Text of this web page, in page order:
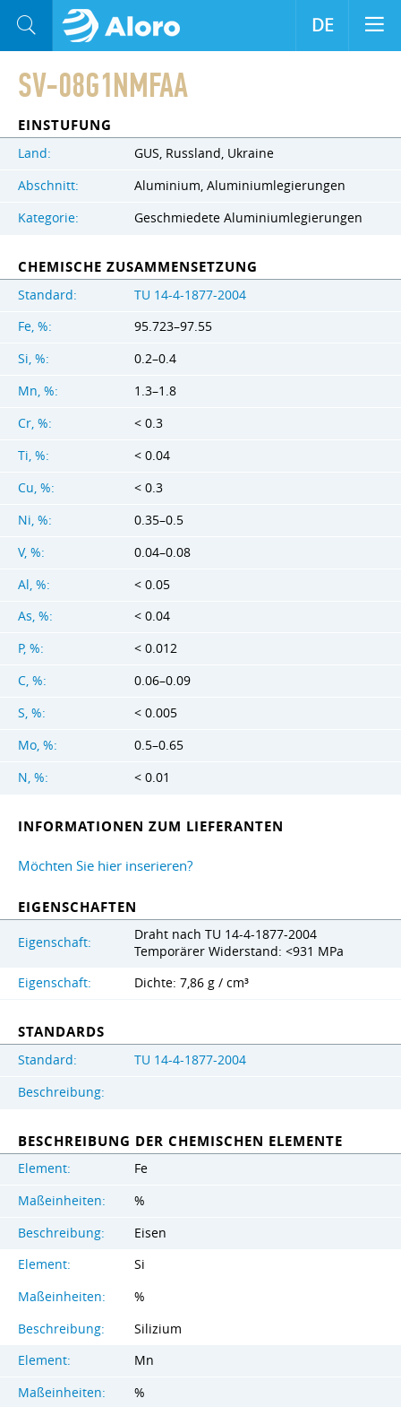
SV-08G1NMFAA
EINSTUFUNG
Land:
GUS, Russland, Ukraine
Abschnitt:
Aluminium, Aluminiumlegierungen
Kategorie:
Geschmiedete Aluminiumlegierungen
CHEMISCHE ZUSAMMENSETZUNG
Standard:
TU 14-4-1877-2004
Fe, %:
95.723–97.55
Si, %:
0.2–0.4
Mn, %:
1.3–1.8
Cr, %:
< 0.3
Ti, %:
< 0.04
Cu, %:
< 0.3
Ni, %:
0.35–0.5
V, %:
0.04–0.08
Al, %:
< 0.05
As, %:
< 0.04
P, %:
< 0.012
C, %:
0.06–0.09
S, %:
< 0.005
Mo, %:
0.5–0.65
N, %:
< 0.01
INFORMATIONEN ZUM LIEFERANTEN
Möchten Sie hier inserieren?
EIGENSCHAFTEN
Eigenschaft:
Draht nach TU 14-4-1877-2004
Temporärer Widerstand: <931 MPa
Eigenschaft:
Dichte: 7,86 g / cm³
STANDARDS
Standard:
TU 14-4-1877-2004
Beschreibung:
BESCHREIBUNG DER CHEMISCHEN ELEMENTE
Element:
Fe
Maßeinheiten:
%
Beschreibung:
Eisen
Element:
Si
Maßeinheiten:
%
Beschreibung:
Silizium
Element:
Mn
Maßeinheiten:
%
DE